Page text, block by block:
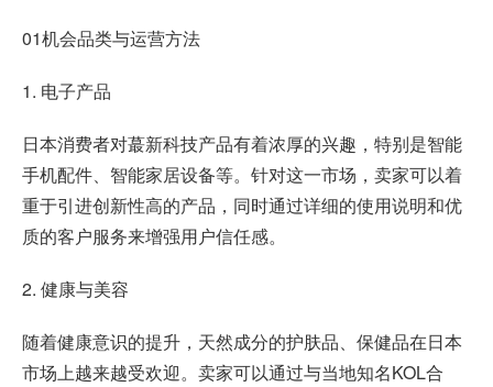
01机会品类与运营方法
1. 电子产品
日本消费者对蕞新科技产品有着浓厚的兴趣，特别是智能
手机配件、智能家居设备等。针对这一市场，卖家可以着
重于引进创新性高的产品，同时通过详细的使用说明和优
质的客户服务来增强用户信任感。
2. 健康与美容
随着健康意识的提升，天然成分的护肤品、保健品在日本
市场上越来越受欢迎。卖家可以通过与当地知名KOL合